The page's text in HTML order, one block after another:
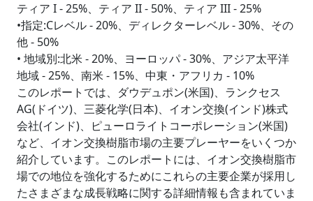
ティア I - 25%、ティア II - 50%、ティア III - 25%
•指定:Cレベル - 20%、ディレクターレベル - 30%、その
他 - 50%
• 地域別:北米 - 20%、ヨーロッパ - 30%、アジア太平洋
地域 - 25%、南米 - 15%、中東・アフリカ - 10%
このレポートでは、ダウデュポン(米国)、ランクセス
AG(ドイツ)、三菱化学(日本)、イオン交換(インド)株式
会社(インド)、ピューロライトコーポレーション(米国)
など、イオン交換樹脂市場の主要プレーヤーをいくつか
紹介しています。このレポートには、イオン交換樹脂市
場での地位を強化するためにこれらの主要企業が採用し
たさまざまな成長戦略に関する詳細情報も含まれていま